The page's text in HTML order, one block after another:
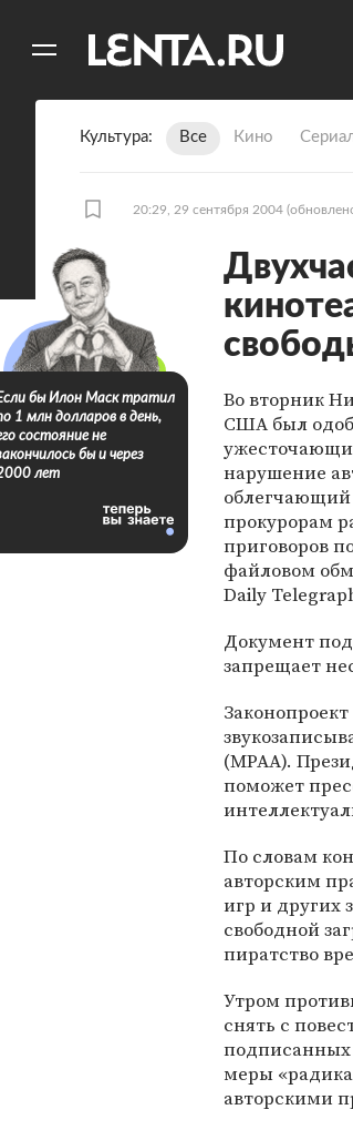
Культура Все Кино
20:29, 29 сентября 2004
Во вторник
США был
нарушение
прокурорам
приговоров
файловом
Daily
Документ
запрещает
(MPAA).
поможет
По словам
авторским
игр и
свободной
пиратство
Утром
снять с
подписанных
меры
авторскими
бы Илон Маск тратил
1 млн долларов в день,
состояние не
бы и через
лет